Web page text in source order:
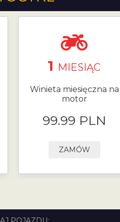
1 MIESIĄC
Winieta miesięczna na
motor
99.99 PLN
ZAMÓW